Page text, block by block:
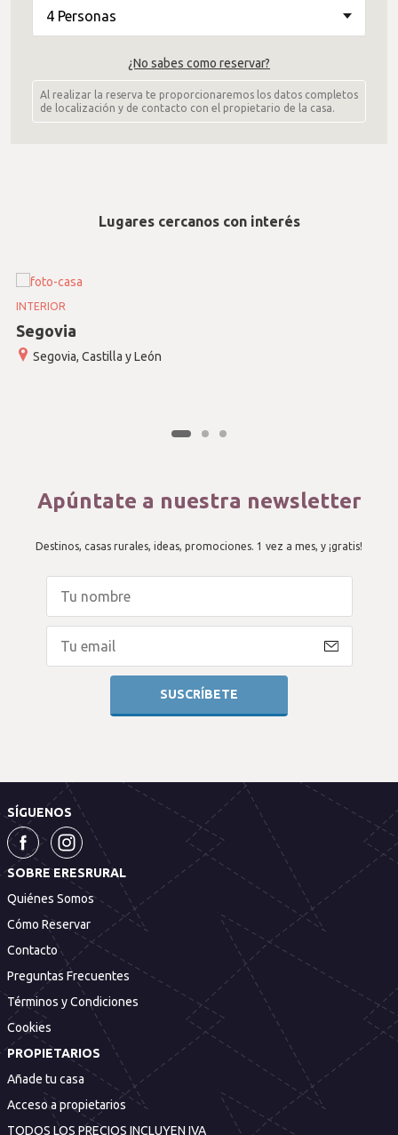
¿No sabes como reservar?
Al realizar la reserva te proporcionaremos los datos completos
de localización y de contacto con el propietario de la casa.
Lugares cercanos con interés
INTERIOR
Segovia
Segovia, Castilla y León
Apúntate a nuestra newsletter
Destinos, casas rurales, ideas, promociones. 1 vez a mes, y ¡gratis!
SÍGUENOS
SOBRE ERESRURAL
Quiénes Somos
Cómo Reservar
Contacto
Preguntas Frecuentes
Términos y Condiciones
Cookies
PROPIETARIOS
Añade tu casa
Acceso a propietarios
TODOS LOS PRECIOS INCLUYEN IVA